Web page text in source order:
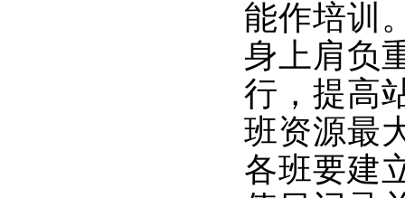
能作培训
身上肩负
行，提高
班资源最
各班要建